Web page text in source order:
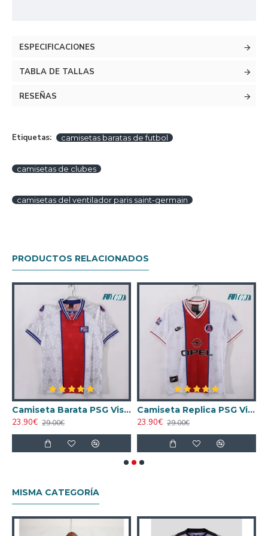
ESPECIFICACIONES
TABLA DE TALLAS
RESEÑAS
Etiquetas: camisetas baratas de futbol
camisetas de clubes
camisetas del ventilador paris saint-germain
PRODUCTOS RELACIONADOS
Camiseta Barata PSG Visitante 1994/95 Antigua
23.90€ 29.00€
Camiseta Replica PSG Visitante Segunda Equipación 1995/96 Retro
23.90€ 29.00€
MISMA CATEGORÍA